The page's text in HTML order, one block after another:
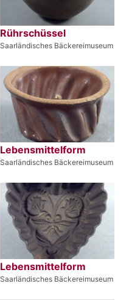
Rührschüssel
Saarländisches Bäckereimuseum
Lebensmittelform
Saarländisches Bäckereimuseum
Lebensmittelform
Saarländisches Bäckereimuseum